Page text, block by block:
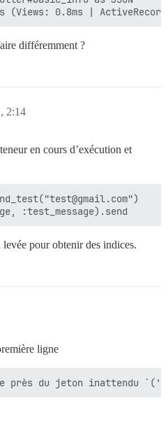
différemment ?
2:14
en cours d’exécution et
pour obtenir des indices.
ligne